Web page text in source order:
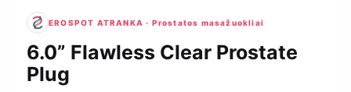
EROSPOT ATRANKA · Prostatos masažuokliai
6.0” Flawless Clear Prostate
Plug